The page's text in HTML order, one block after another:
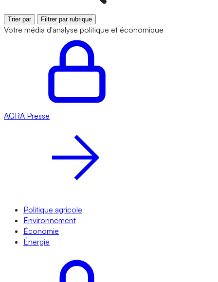
Trier par Filtrer par rubrique
Votre média d'analyse politique et économique
AGRA Presse
Politique agricole
Environnement
Économie
Énergie